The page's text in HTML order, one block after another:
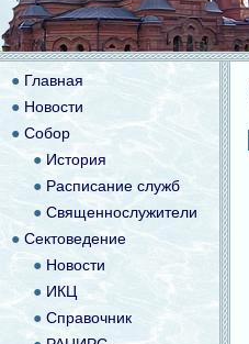
● Главная
● Новости
● Собор
● История
● Расписание служб
● Священнослужители
● Сектоведение
● Новости
●ИКЦ
● Справочник